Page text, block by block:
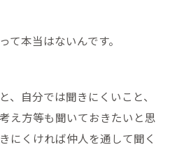
て本当はないんです。
、自分では聞きにくいこと、
え方等も聞いておきたいと思
にくければ仲人を通して聞く